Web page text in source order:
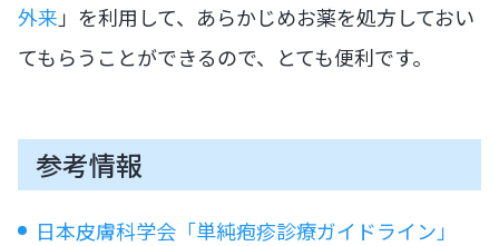
外来 」を利用して、あらかじめお薬を処方しておい
てもらうことができるので、とても便利です。
参考情報
日本皮膚科学会「単純疱疹診療ガイドライン」